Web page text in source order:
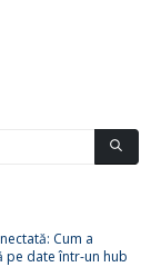
Cum a
pe date într-un hub